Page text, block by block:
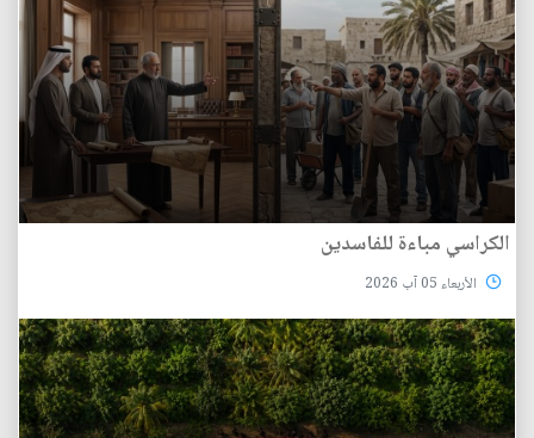
الكراسي مباءة للفاسدين
الأربعاء 05 آب 2026